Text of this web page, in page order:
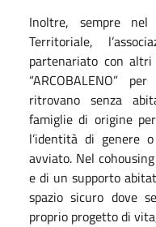
Inoltre, sempre
Territoriale,
partenariato con
“ARCOBALENO”
ritrovano senza
famiglie di origine
l’identità di genere
avviato. Nel
e di un supporto
spazio sicuro dove
proprio progetto di